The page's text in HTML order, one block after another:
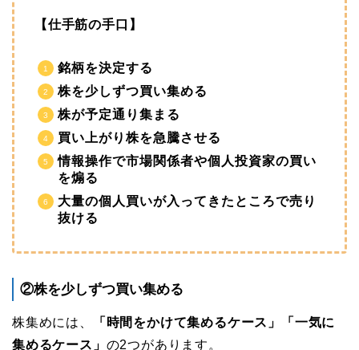
【仕手筋の手口】
銘柄を決定する
株を少しずつ買い集める
株が予定通り集まる
買い上がり株を急騰させる
情報操作で市場関係者や個人投資家の買い
を煽る
大量の個人買いが入ってきたところで売り
抜ける
②株を少しずつ買い集める
株集めには、
「時間をかけて集めるケース」「一気に
集めるケース」 の2つがあります。